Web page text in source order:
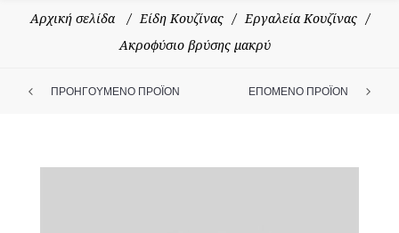
Αρχική σελίδα / Είδη Κουζίνας / Εργαλεία Κουζίνας
/
Ακροφύσιο βρύσης μακρύ
ΠΡΟΗΓΟΥΜΕΝΟ ΠΡΟΪΟΝ ΕΠΟΜΕΝΟ ΠΡΟΪΟΝ